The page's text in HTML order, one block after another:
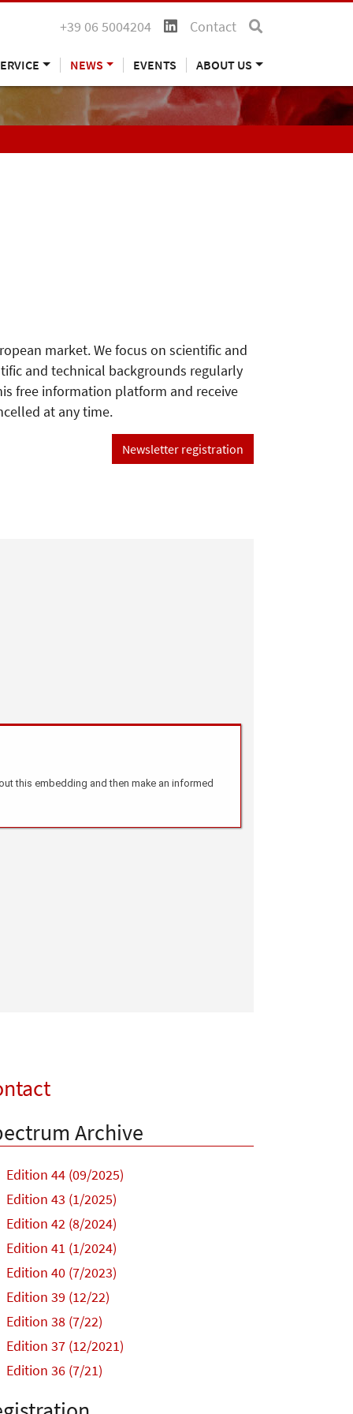
+39 06 5004204 Contact
NEWS EVENTS ABOUT US
market. We focus on scientific and
and technical backgrounds regularly
free information platform and receive
at any time.
Newsletter registration
Archive
Edition 44 (09/2025)
Edition 43 (1/2025)
Edition 42 (8/2024)
Edition 41 (1/2024)
Edition 40 (7/2023)
Edition 39 (12/22)
Edition 38 (7/22)
Edition 37 (12/2021)
Edition 36 (7/21)